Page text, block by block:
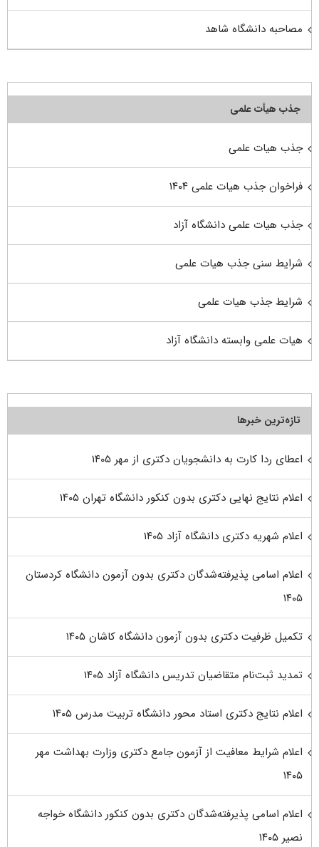
مصاحبه دانشگاه شاهد
جذب هیأت علمی
جذب هیات علمی
فراخوان جذب هیات علمی ۱۴۰۴
جذب هیات علمی دانشگاه آزاد
شرایط سنی جذب هیات علمی
شرایط جذب هیات علمی
هیات علمی وابسته دانشگاه آزاد
تازه‌ترین خبرها
اعطای ردا کارت به دانشجویان دکتری از مهر ۱۴۰۵
اعلام نتایج نهایی دکتری بدون کنکور دانشگاه تهران ۱۴۰۵
اعلام شهریه دکتری دانشگاه آزاد ۱۴۰۵
اعلام اسامی پذیرفته‌شدگان دکتری بدون آزمون دانشگاه کردستان
۱۴۰۵
تکمیل ظرفیت دکتری بدون آزمون دانشگاه کاشان ۱۴۰۵
تمدید ثبت‌نام متقاضیان تدریس دانشگاه آزاد ۱۴۰۵
اعلام نتایج دکتری استاد محور دانشگاه تربیت مدرس ۱۴۰۵
اعلام شرایط معافیت از آزمون جامع دکتری وزارت بهداشت مهر
۱۴۰۵
اعلام اسامی پذیرفته‌شدگان دکتری بدون کنکور دانشگاه خواجه
نصیر ۱۴۰۵